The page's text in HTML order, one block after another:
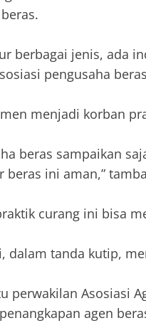
berbagai jenis, ada
pengusaha
menjadi korban
beras sampaikan
beras ini aman,”
curang ini bisa
dalam tanda kutip,
perwakilan Asosiasi
agen